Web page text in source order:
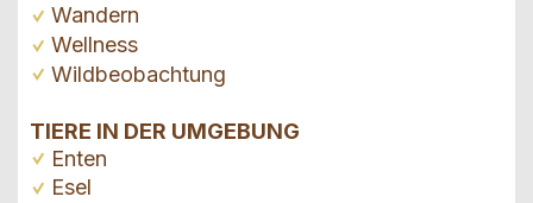
Wandern
Wellness
Wildbeobachtung
TIERE IN DER UMGEBUNG
Enten
Esel